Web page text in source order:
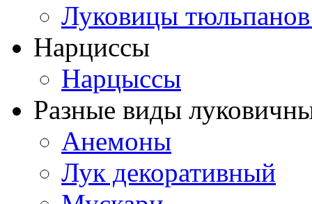
Луковицы
Нарциссы
Нарцыссы
Разные виды
Анемоны
Лук декоративный